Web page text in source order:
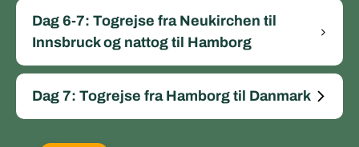
Dag 6-7: Togrejse fra Neukirchen til
Innsbruck og nattog til Hamborg
Dag 7: Togrejse fra Hamborg til Danmark